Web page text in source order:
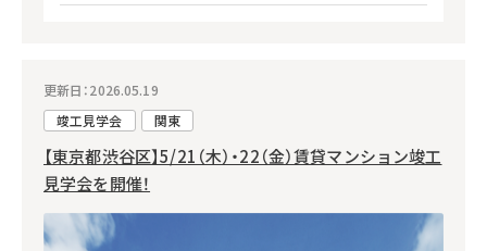
更新日：2026.05.19
竣工見学会
関東
【東京都渋谷区】5/21（木）・22（金）賃貸マンション竣工
見学会を開催！